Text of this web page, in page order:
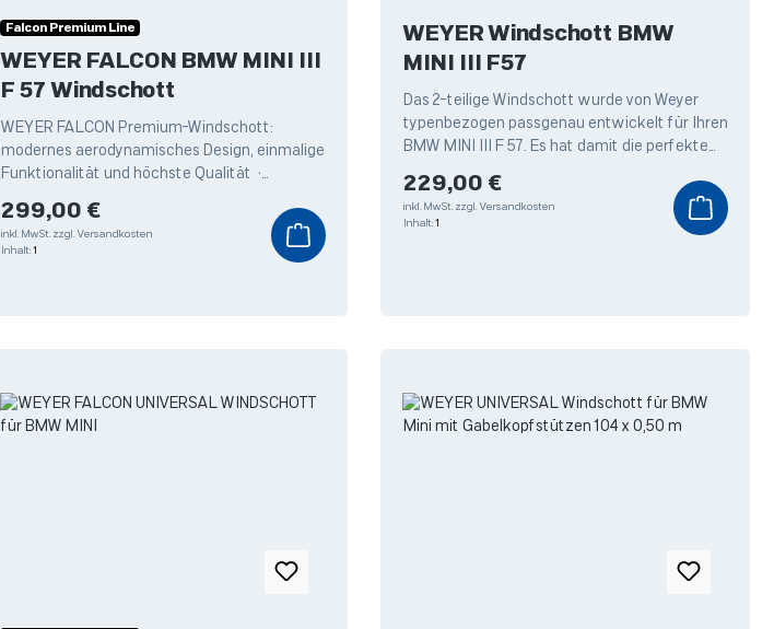
Falcon Premium Line
WEYER FALCON BMW MINI III
F 57 Windschott
WEYER FALCON Premium-Windschott:
modernes aerodynamisches Design, einmalige
Funktionalität und höchste Qualität •
Regulärer Preis:
299,00 €
inkl. MwSt. zzgl. Versandkosten
Inhalt:1
WEYER Windschott BMW
MINI III F57
Das 2-teilige Windschott wurde von Weyer
typenbezogen passgenau entwickelt für Ihren
BMW MINI III F 57. Es hat damit die perfekte
Regulärer Preis:
229,00 €
inkl. MwSt. zzgl. Versandkosten
Inhalt:1